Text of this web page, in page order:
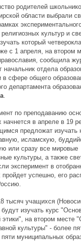
родителей
области выбрали
культур и
который
с 1 апреля, на втором
сообщила
начальник отдела
в сфере общего
департамента
.
по преподаванию
начнется в апреле в 19
предложат изучать
исламскую,
или сразу все мировые
культуры, а также
эксперимент в
пройдет успешно, его
тысяч учащихся
будут изучать курс
этики", на втором месте
культуры" - более
муниципальных